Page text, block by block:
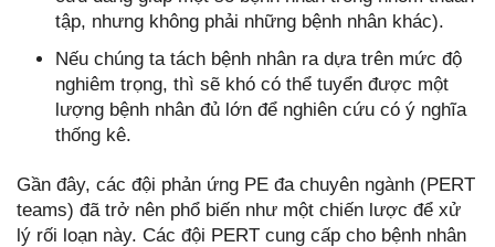
tập, nhưng không phải những bệnh nhân khác).
Nếu chúng ta tách bệnh nhân ra dựa trên mức độ
nghiêm trọng, thì sẽ khó có thể tuyển được một
lượng bệnh nhân đủ lớn để nghiên cứu có ý nghĩa
thống kê.
Gần đây, các đội phản ứng PE đa chuyên ngành (PERT
teams) đã trở nên phổ biến như một chiến lược để xử
lý rối loạn này. Các đội PERT cung cấp cho bệnh nhân